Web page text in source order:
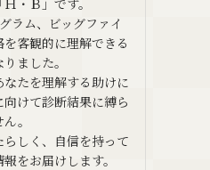
ラム、ビッグファイ
客観的に理解できる
ました。
たを理解する助けに
けて診断結果に縛ら
。
らしく、自信を持って
をお届けします。